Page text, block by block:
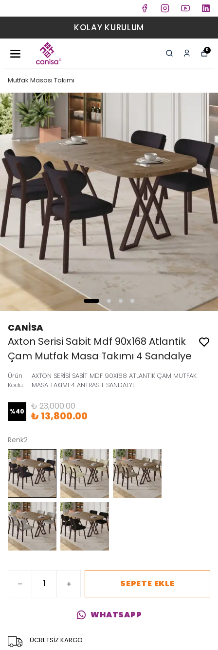
KOLAY KURULUM
0
Mutfak Masası Takımı
CANİSA
Axton Serisi Sabit Mdf 90x168 Atlantik
Çam Mutfak Masa Takımı 4 Sandalye
Ürün
Kodu:
AXTON SERİSİ SABİT MDF 90X168 ATLANTİK ÇAM MUTFAK
MASA TAKIMI 4 ANTRASİT SANDALYE
%40 ₺ 23,000.00
₺ 13,800.00
Renk2
SEPETE EKLE
WHATSAPP
ÜCRETSİZ KARGO